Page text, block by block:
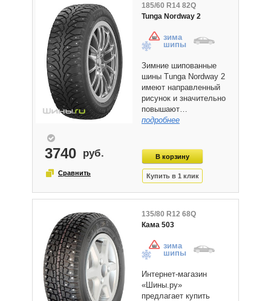
185/60 R14 82Q
Tunga Nordway 2
зима
шипы
Зимние шипованные
шины Tunga Nordway 2
имеют направленный
рисунок и значительно
повышают…
подробнее
3740
135/80 R12 68Q
Кама 503
зима
шипы
Интернет-магазин
«Шины.ру»
предлагает купить